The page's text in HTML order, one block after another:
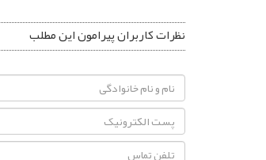
نظرات کاربران پیرامون این مطلب